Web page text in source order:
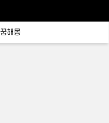
꿈해몽